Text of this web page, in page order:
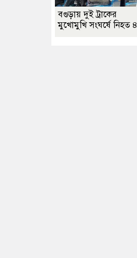
বগুড়ায় দুই ট্রাকের
মুখোমুখি সংঘর্ষে নিহত ৪